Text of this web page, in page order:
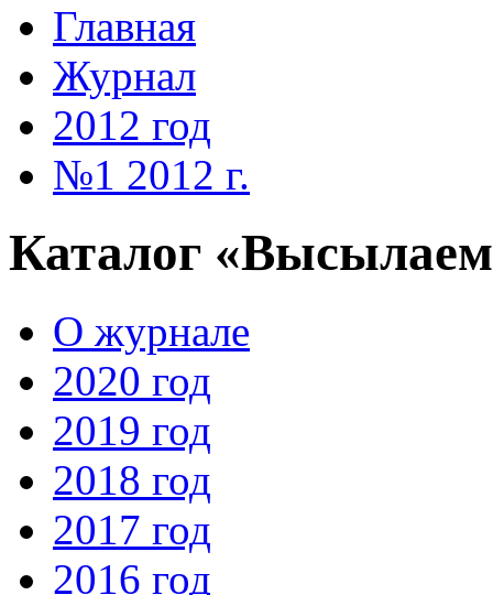
Главная
Журнал
2012 год
№1 2012 г.
Каталог
О журнале
2020 год
2019 год
2018 год
2017 год
2016 год